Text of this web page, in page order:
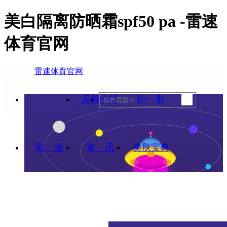
美白隔离防晒霜spf50 pa -雷速
体育官网
雷速体育官网
雷速体育官 品牌介绍 护 肤
彩 妆 资 讯 美肤宝典